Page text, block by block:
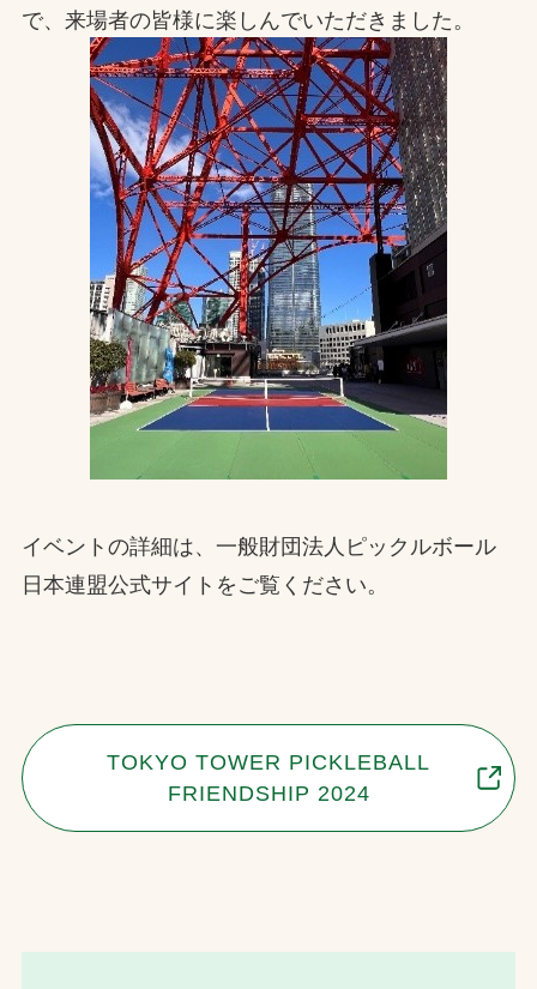
文字の見えづらさや操作にお困りの方へ
で、来場者の皆様に楽しんでいただきました。
イベントの詳細は、一般財団法人ピックルボール
日本連盟公式サイトをご覧ください。
TOKYO TOWER PICKLEBALL
FRIENDSHIP 2024